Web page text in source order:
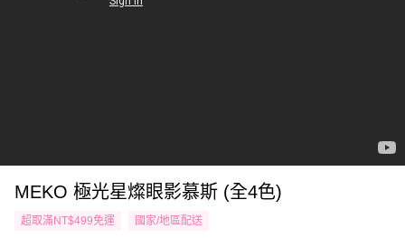
MEKO 極光星燦眼影慕斯 (全4色)
超取滿NT$499免運 國家/地區配送